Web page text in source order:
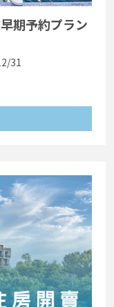
期予約プラン
31